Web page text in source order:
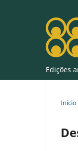
Edições
Início